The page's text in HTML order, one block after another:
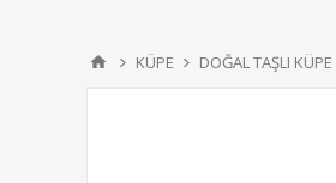
KÜPE DOĞAL TAŞLI KÜPE